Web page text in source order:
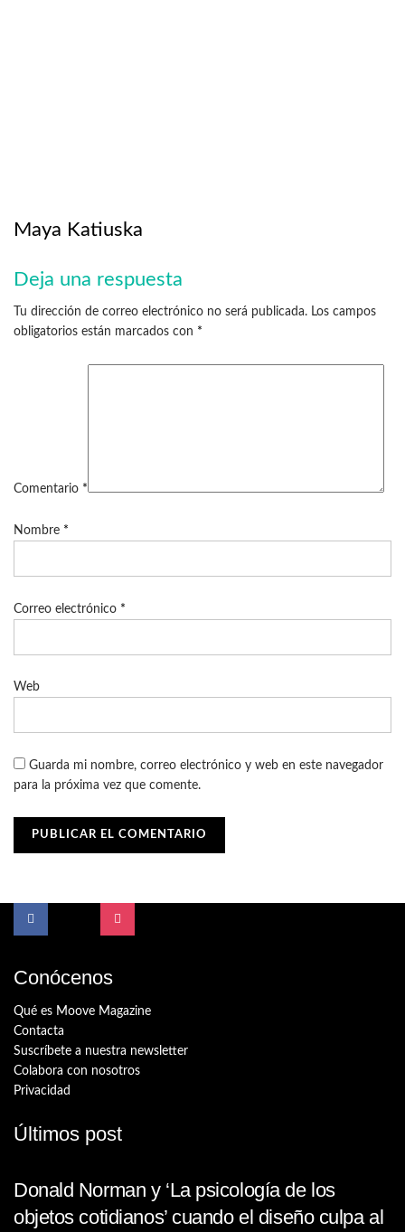
Maya Katiuska
Deja una respuesta
Tu dirección de correo electrónico no será publicada. Los campos
obligatorios están marcados con *
Comentario *
Nombre *
Correo electrónico *
Web
Guarda mi nombre, correo electrónico y web en este navegador
para la próxima vez que comente.
Conócenos
Qué es Moove Magazine
Contacta
Suscríbete a nuestra newsletter
Colabora con nosotros
Privacidad
Últimos post
Donald Norman y ‘La psicología de los
objetos cotidianos’ cuando el diseño culpa al